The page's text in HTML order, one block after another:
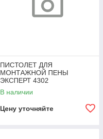
ПИСТОЛЕТ ДЛЯ
МОНТАЖНОЙ ПЕНЫ
ЭКСПЕРТ 4302
В наличии
Цену уточняйте